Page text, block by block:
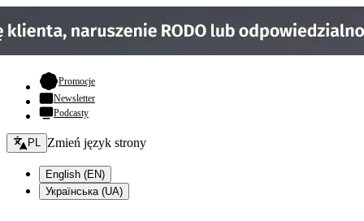
Promocje- otwiera się w nowej karcie
Newsletter
Podcasty
Zmień język - bieżący:
PL Zmień język strony
English (EN)
Українська (UA)